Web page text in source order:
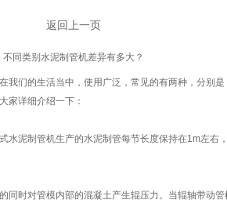
返回上一页
不同类别水泥制管机差异有多大？
们的生活当中，使用广泛，常见的有两种，分别
家详细介绍一下：
泥制管机生产的水泥制管每节长度保持在1m左右
时对管模内部的混凝土产生辊压力。当辊轴带动管